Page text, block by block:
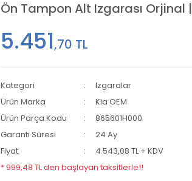
Ön Tampon Alt Izgarası Orjinal
5.451,70 TL
Kategori
Izgaralar
Ürün Marka
Kia OEM
Ürün Parça Kodu
865601H000
Garanti Süresi
24 Ay
Fiyat
4.543,08 TL + KDV
* 999,48 TL den başlayan taksitlerle!!